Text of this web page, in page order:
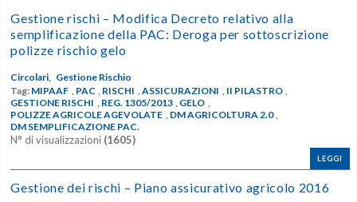
Gestione rischi – Modifica Decreto relativo alla
semplificazione della PAC: Deroga per sottoscrizione
polizze rischio gelo
Circolari,
Gestione Rischio
Tag: MIPAAF PAC RISCHI ,ASSICURAZIONI II PILASTRO
GESTIONE RISCHI
REG. 1305/2013 GELO
POLIZZE AGRICOLE AGEVOLATE
DM AGRICOLTURA 2.0
DM SEMPLIFICAZIONE PAC.
N° di visualizzazioni (1605)
LEGGI
Gestione dei rischi – Piano assicurativo agricolo 2016